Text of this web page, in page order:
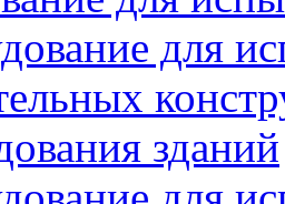
для
зданий